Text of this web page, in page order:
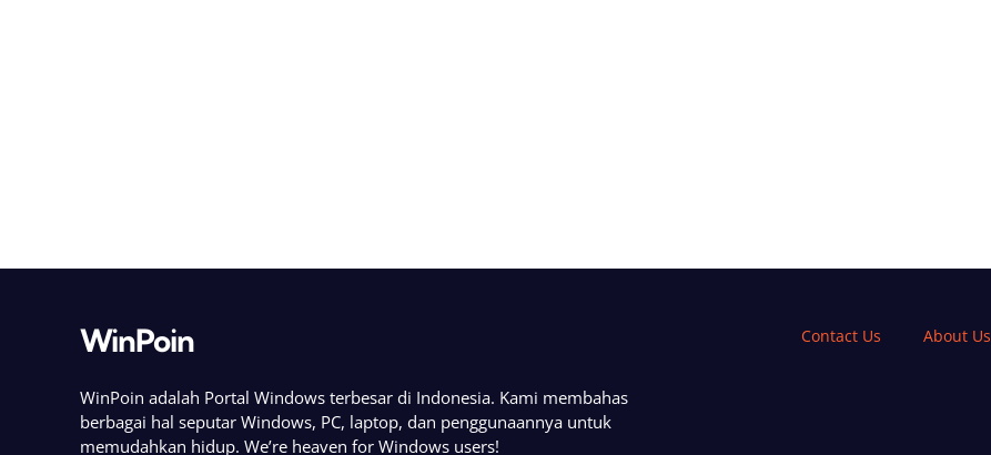
WinPoin
WinPoin adalah Portal Windows terbesar di Indonesia. Kami membahas
berbagai hal seputar Windows, PC, laptop, dan penggunaannya untuk
memudahkan hidup. We’re heaven for Windows users!
Contact Us About Us